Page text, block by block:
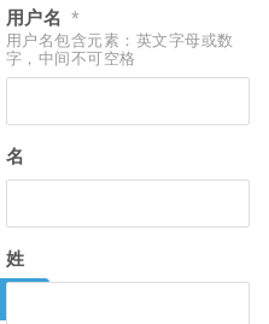
用户名 *
用户名包含元素：英文字母或数
字，中间不可空格
名
姓